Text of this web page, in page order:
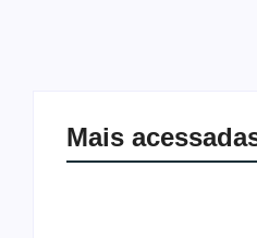
Mais